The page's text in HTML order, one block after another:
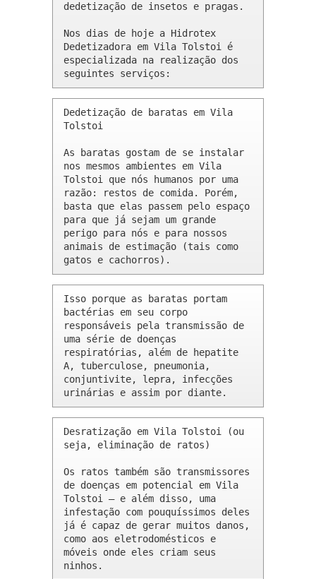
dedetização de insetos e pragas.
Nos dias de hoje a Hidrotex
Dedetizadora em Vila Tolstoi é
especializada na realização dos
seguintes serviços:
Dedetização de baratas em Vila
Tolstoi
As baratas gostam de se instalar
nos mesmos ambientes em Vila
Tolstoi que nós humanos por uma
razão: restos de comida. Porém,
basta que elas passem pelo espaço
para que já sejam um grande
perigo para nós e para nossos
animais de estimação (tais como
gatos e cachorros).
Isso porque as baratas portam
bactérias em seu corpo
responsáveis pela transmissão de
uma série de doenças
respiratórias, além de hepatite
A, tuberculose, pneumonia,
conjuntivite, lepra, infecções
urinárias e assim por diante.
Desratização em Vila Tolstoi (ou
seja, eliminação de ratos)
Os ratos também são transmissores
de doenças em potencial em Vila
Tolstoi – e além disso, uma
infestação com pouquíssimos deles
já é capaz de gerar muitos danos,
como aos eletrodomésticos e
móveis onde eles criam seus
ninhos.